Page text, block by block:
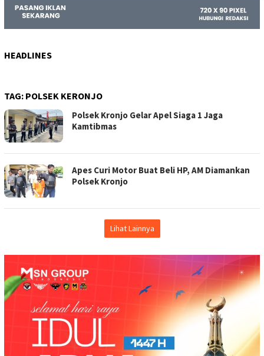
HEADLINES
TAG: POLSEK KERONJO
Polsek Kronjo Gelar Apel Siaga 1 Jaga
Kamtibmas
Apes Curi Motor Buat Beli HP, AM Diamankan
Polsek Kronjo
Lihat Lainnya